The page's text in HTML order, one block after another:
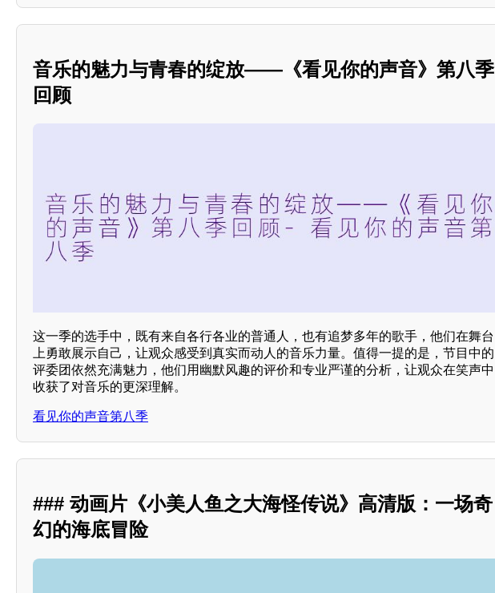
音乐的魅力与青春的绽放——《看见你的声音》第八季
回顾
这一季的选手中，既有来自各行各业的普通人，也有追梦多年的歌手，他们在舞台
上勇敢展示自己，让观众感受到真实而动人的音乐力量。值得一提的是，节目中的
评委团依然充满魅力，他们用幽默风趣的评价和专业严谨的分析，让观众在笑声中
收获了对音乐的更深理解。
看见你的声音第八季
### 动画片《小美人鱼之大海怪传说》高清版：一场奇
幻的海底冒险